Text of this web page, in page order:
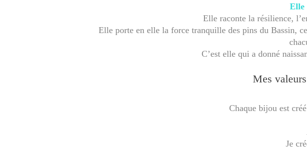
Elle
Elle raconte la résilience,
Elle porte en elle la force tranquille des pins du Bassin,
C’est elle qui a donné
Mes
Chaque bijou est
Je